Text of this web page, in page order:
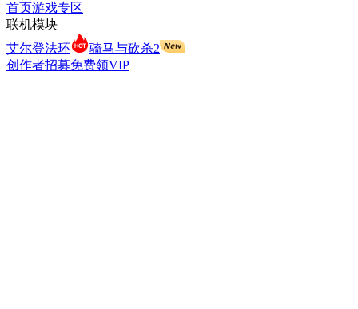
首页游戏专区
联机模块
艾尔登法环
骑马与砍杀2
创作者招募免费领VIP